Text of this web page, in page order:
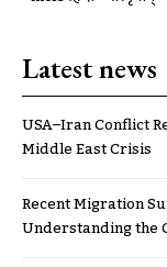
Latest news
USA–Iran Conflict
Middle East Crisis
Recent Migration
Understanding the